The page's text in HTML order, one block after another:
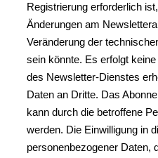
Registrierung erforderlich
Änderungen am
Veränderung der
sein könnte. Es erfolgt
des Newsletter-Dienstes
Daten an Dritte. Das
kann durch die betroffene
werden. Die Einwilligung in
personenbezogener Daten,